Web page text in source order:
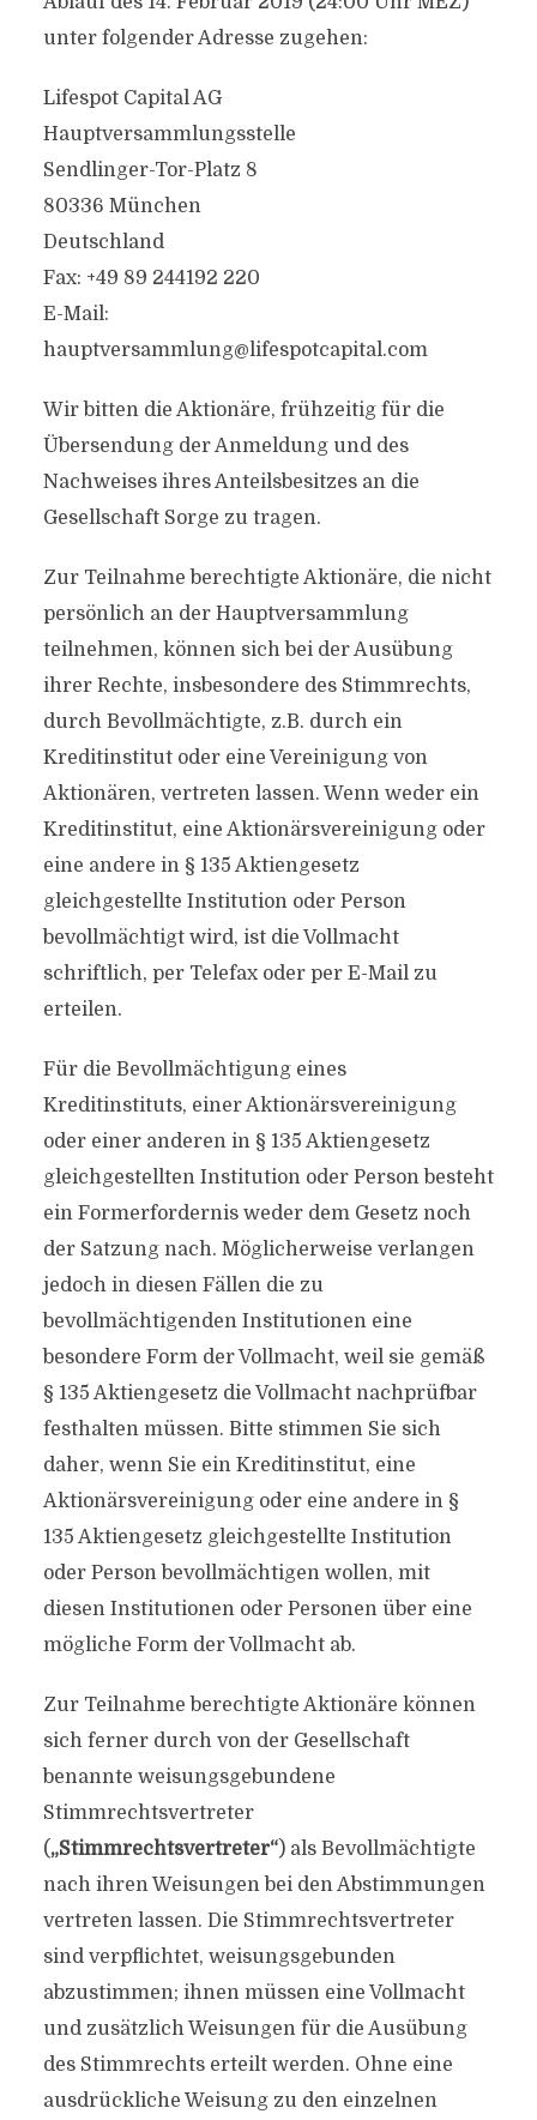
unter folgender Adresse zugehen:
Lifespot Capital AG
Hauptversammlungsstelle
Sendlinger-Tor-Platz 8
80336 München
Deutschland
Fax: +49 89 244192 220
E-Mail:
hauptversammlung@lifespotcapital.com
Wir bitten die Aktionäre, frühzeitig für die
Übersendung der Anmeldung und des
Nachweises ihres Anteilsbesitzes an die
Gesellschaft Sorge zu tragen.
Zur Teilnahme berechtigte Aktionäre, die nicht
persönlich an der Hauptversammlung
teilnehmen, können sich bei der Ausübung
ihrer Rechte, insbesondere des Stimmrechts,
durch Bevollmächtigte, z.B. durch ein
Kreditinstitut oder eine Vereinigung von
Aktionären, vertreten lassen. Wenn weder ein
Kreditinstitut, eine Aktionärsvereinigung oder
eine andere in § 135 Aktiengesetz
gleichgestellte Institution oder Person
bevollmächtigt wird, ist die Vollmacht
schriftlich, per Telefax oder per E-Mail zu
erteilen.
Für die Bevollmächtigung eines
Kreditinstituts, einer Aktionärsvereinigung
oder einer anderen in § 135 Aktiengesetz
gleichgestellten Institution oder Person besteht
ein Formerfordernis weder dem Gesetz noch
der Satzung nach. Möglicherweise verlangen
jedoch in diesen Fällen die zu
bevollmächtigenden Institutionen eine
besondere Form der Vollmacht, weil sie gemäß
§ 135 Aktiengesetz die Vollmacht nachprüfbar
festhalten müssen. Bitte stimmen Sie sich
daher, wenn Sie ein Kreditinstitut, eine
Aktionärsvereinigung oder eine andere in §
135 Aktiengesetz gleichgestellte Institution
oder Person bevollmächtigen wollen, mit
diesen Institutionen oder Personen über eine
mögliche Form der Vollmacht ab.
Zur Teilnahme berechtigte Aktionäre können
sich ferner durch von der Gesellschaft
benannte weisungsgebundene
Stimmrechtsvertreter
(„Stimmrechtsvertreter“) als Bevollmächtigte
nach ihren Weisungen bei den Abstimmungen
vertreten lassen. Die Stimmrechtsvertreter
sind verpflichtet, weisungsgebunden
abzustimmen; ihnen müssen eine Vollmacht
und zusätzlich Weisungen für die Ausübung
des Stimmrechts erteilt werden. Ohne eine
ausdrückliche Weisung zu den einzelnen